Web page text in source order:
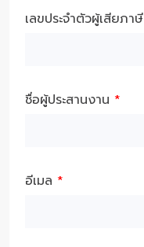
เลขประจำตัวผู้เสียภาษี
ชื่อผู้ประสานงาน *
อีเมล *